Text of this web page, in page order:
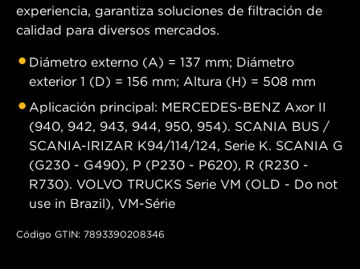
experiencia, garantiza soluciones de filtración de
calidad para diversos mercados.
Diámetro externo (A) = 137 mm; Diámetro
exterior 1 (D) = 156 mm; Altura (H) = 508 mm
Aplicación principal: MERCEDES-BENZ Axor II
(940, 942, 943, 944, 950, 954). SCANIA BUS /
SCANIA-IRIZAR K94/114/124, Serie K. SCANIA G
(G230 - G490), P (P230 - P620), R (R230 -
R730). VOLVO TRUCKS Serie VM (OLD - Do not
use in Brazil), VM-Série
Código GTIN: 7893390208346